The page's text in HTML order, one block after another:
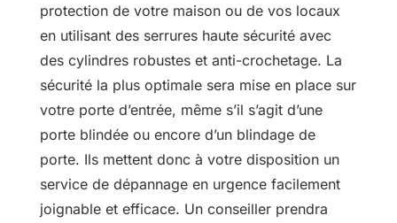
protection de votre maison ou de vos locaux
en utilisant des serrures haute sécurité avec
des cylindres robustes et anti-crochetage. La
sécurité la plus optimale sera mise en place sur
votre porte d’entrée, même s’il s’agit d’une
porte blindée ou encore d’un blindage de
porte. Ils mettent donc à votre disposition un
service de dépannage en urgence facilement
joignable et efficace. Un conseiller prendra